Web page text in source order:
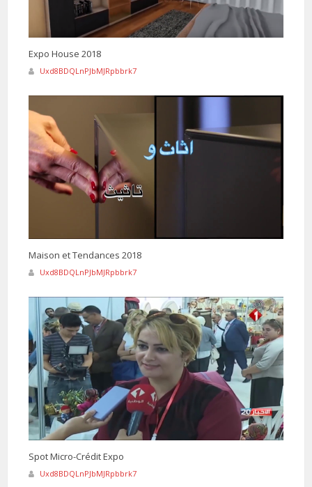
Expo House 2018
Uxd8BDQLnPJbMJRpbbrk7
Maison et Tendances 2018
Uxd8BDQLnPJbMJRpbbrk7
Spot Micro-Crédit Expo
Uxd8BDQLnPJbMJRpbbrk7